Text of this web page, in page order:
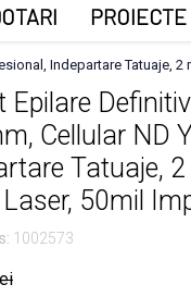
Indepartare Tatuaje,
Epilare
Cellular ND
Tatuaje,
Laser, 50mil
1002573